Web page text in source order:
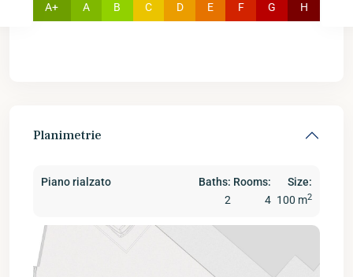
A+ A B C D E F G H
Planimetrie
Piano rialzato
Size:
100 m2
Rooms:
4
Baths:
2